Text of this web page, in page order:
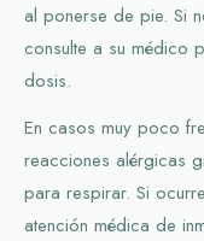
al ponerse de pie. Si
consulte a su médico
dosis.
En casos muy poco
reacciones alérgicas
para respirar. Si
atención médica de